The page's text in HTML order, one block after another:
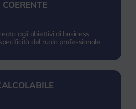
COERENTE
agli obiettivi di business
del ruolo professionale.